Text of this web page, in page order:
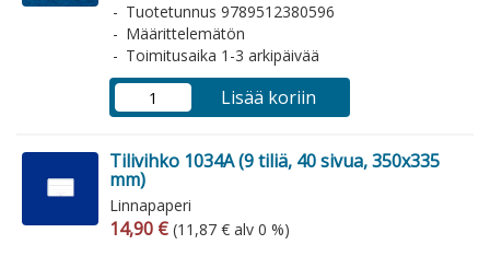
Tuotetunnus 9789512380596
Määrittelemätön
Toimitusaika 1-3 arkipäivää
Lisää koriin
Tilivihko 1034A (9 tiliä, 40 sivua, 350x335
mm)
Linnapaperi
Arvonlisäverollinen hinta
14,90 € Arvonlisäveroton hinta
(11,87 € alv 0 %)